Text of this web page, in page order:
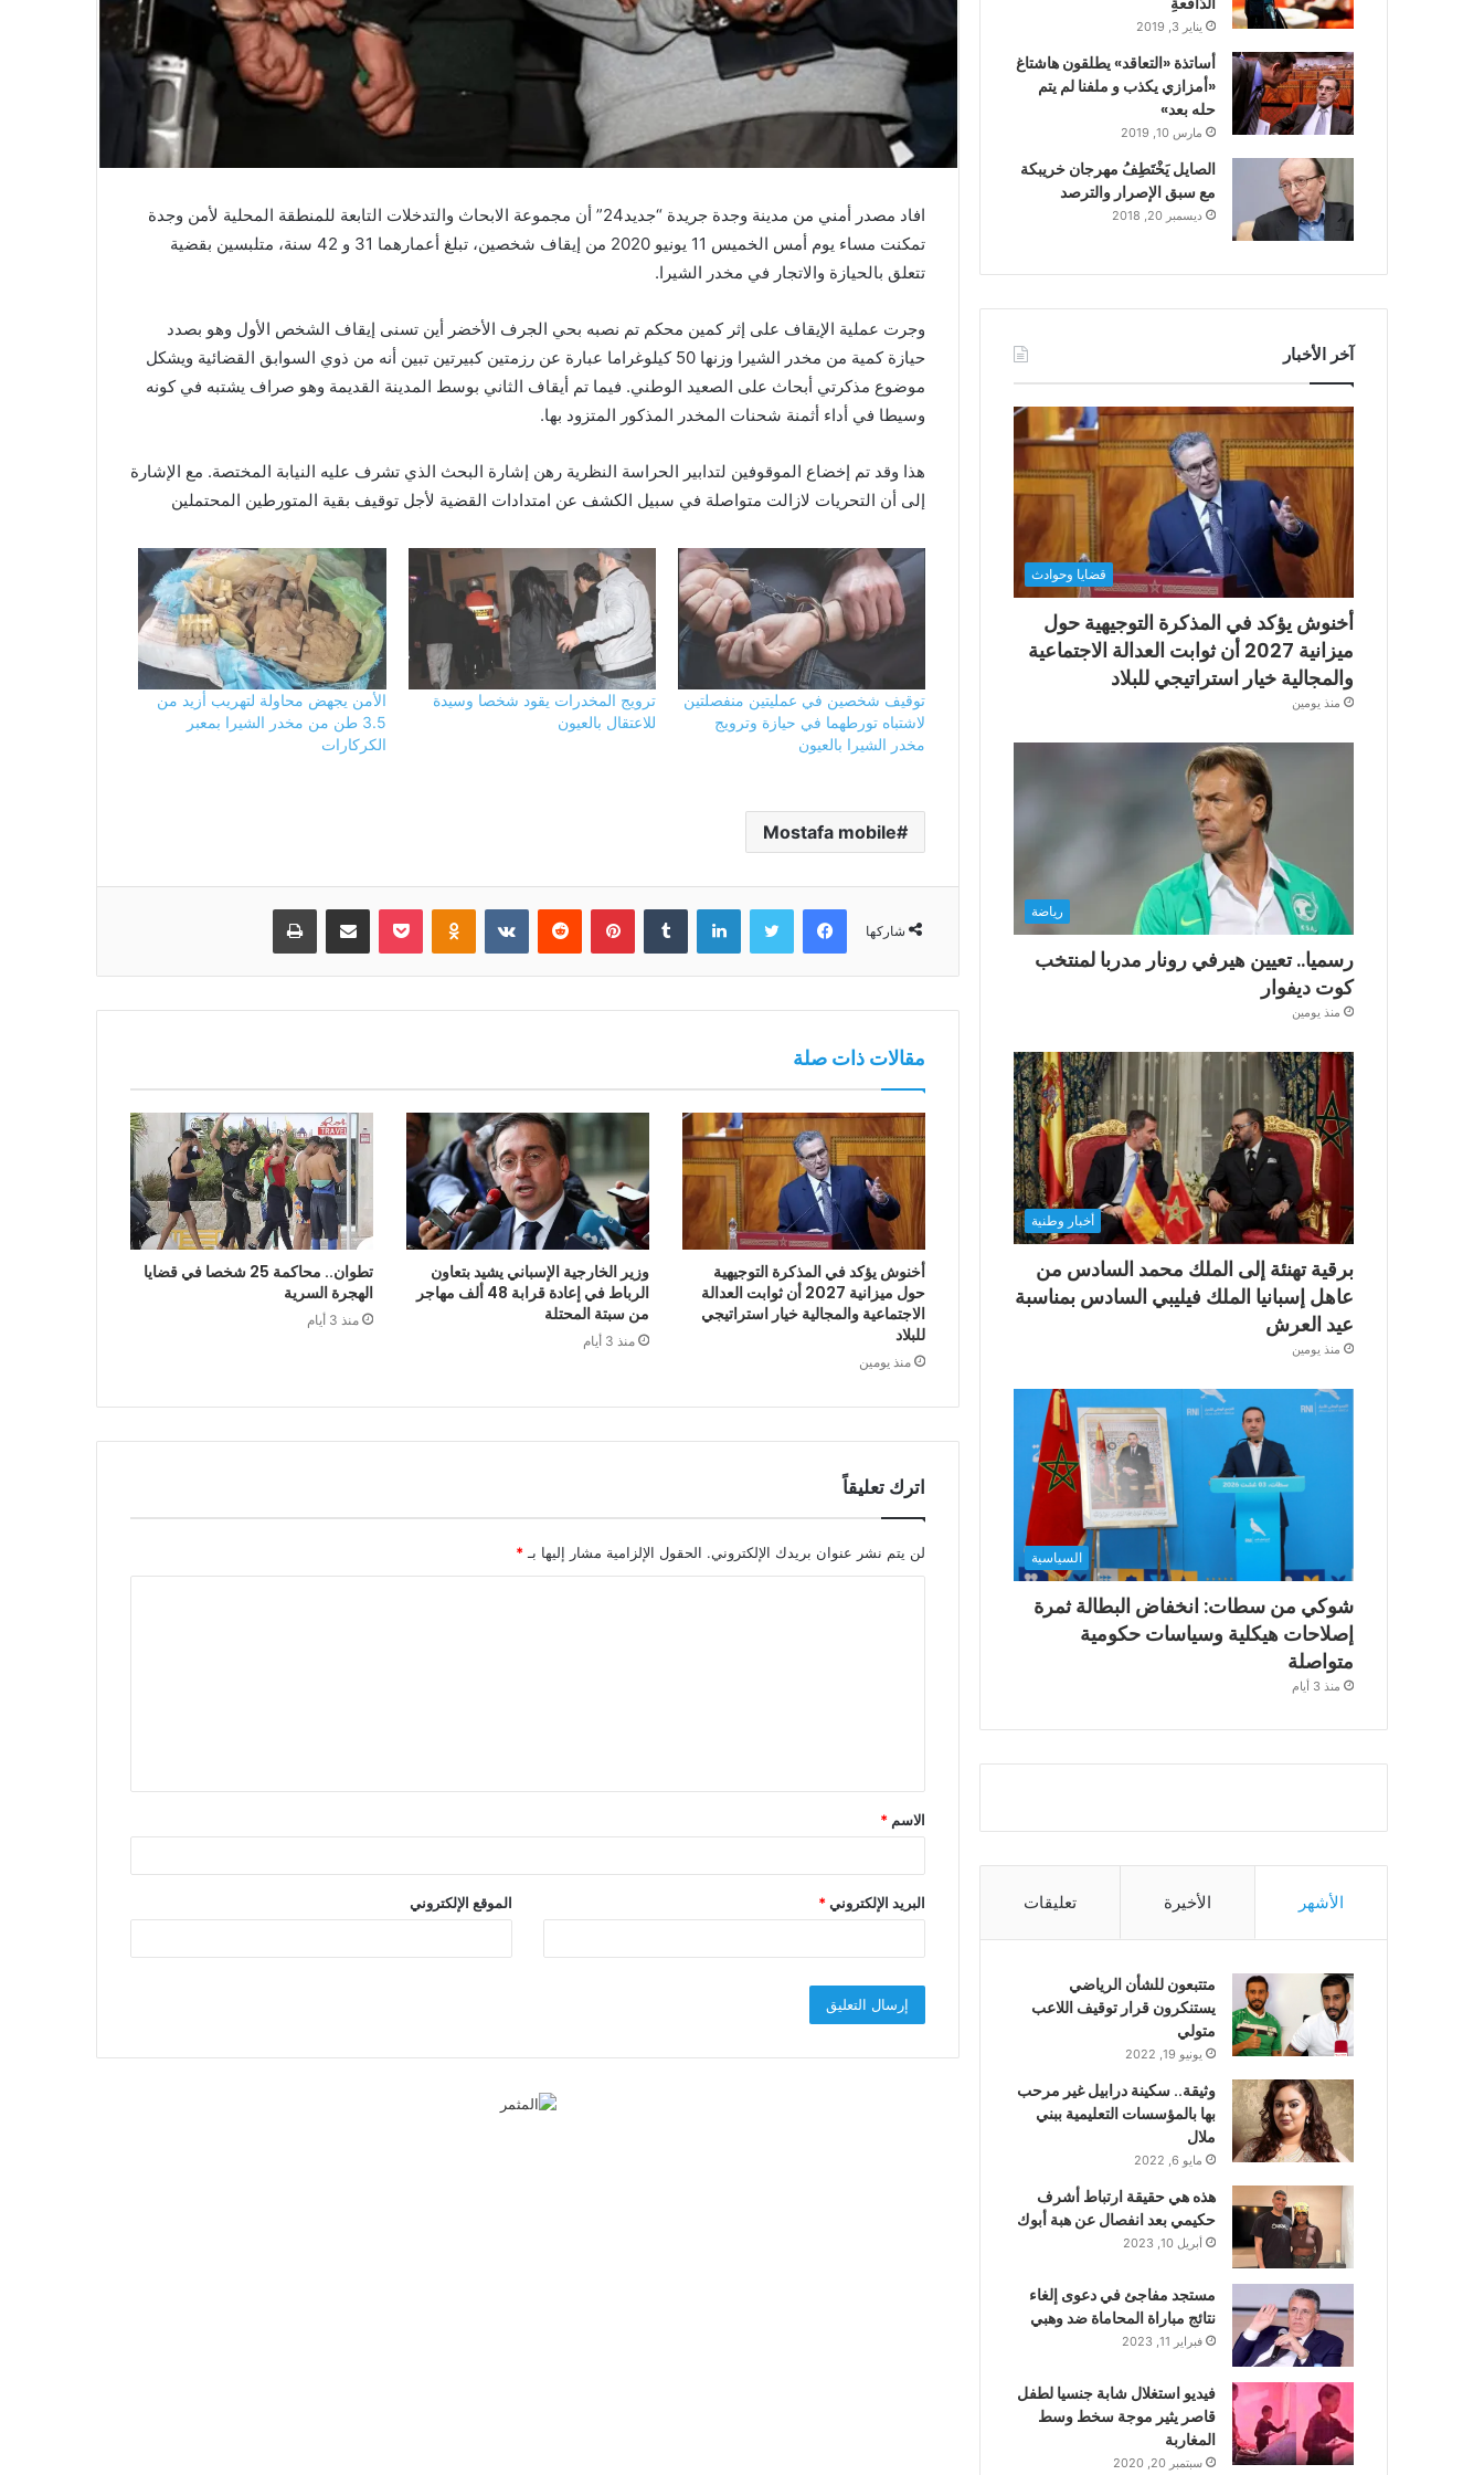
افاد مصدر أمني من مدينة وجدة جريدة “جديد24” أن مجموعة الابحاث والتدخلات التابعة للمنطقة المحلية لأمن وجدة
تمكنت مساء يوم أمس الخميس 11 يونيو 2020 من إيقاف شخصين، تبلغ أعمارهما 31 و 42 سنة، متلبسين بقضية
تتعلق بالحيازة والاتجار في مخدر الشيرا.
وجرت عملية الإيقاف على إثر كمين محكم تم نصبه بحي الجرف الأخضر أين تسنى إيقاف الشخص الأول وهو بصدد
حيازة كمية من مخدر الشيرا وزنها 50 كيلوغراما عبارة عن رزمتين كبيرتين تبين أنه من ذوي السوابق القضائية ويشكل
موضوع مذكرتي أبحاث على الصعيد الوطني. فيما تم أيقاف الثاني بوسط المدينة القديمة وهو صراف يشتبه في كونه
وسيطا في أداء أثمنة شحنات المخدر المذكور المتزود بها.
هذا وقد تم إخضاع الموقوفين لتدابير الحراسة النظرية رهن إشارة البحث الذي تشرف عليه النيابة المختصة. مع الإشارة
إلى أن التحريات لازالت متواصلة في سبيل الكشف عن امتدادات القضية لأجل توقيف بقية المتورطين المحتملين
توقيف شخصين في عمليتين منفصلتين
لاشتباه تورطهما في حيازة وترويج
مخدر الشيرا بالعيون
ترويج المخدرات يقود شخصا وسيدة
للاعتقال بالعيون
الأمن يجهض محاولة لتهريب أزيد من
3.5 طن من مخدر الشيرا بمعبر
الكركارات
Mostafa mobile
شاركها
فيسبوك تويتر لينكدإن بينتيريست Odnoklassniki
بوكيت مشاركة عبر البريد طباعة
مقالات ذات صلة
أخنوش يؤكد في المذكرة التوجيهية
حول ميزانية 2027 أن ثوابت العدالة
الاجتماعية والمجالية خيار استراتيجي
للبلاد
منذ يومين
وزير الخارجية الإسباني يشيد بتعاون
الرباط في إعادة قرابة 48 ألف مهاجر
من سبتة المحتلة
منذ 3 أيام
تطوان.. محاكمة 25 شخصا في قضايا
الهجرة السرية
منذ 3 أيام
اترك تعليقاً
لن يتم نشر عنوان بريدك الإلكتروني. الحقول الإلزامية مشار إليها بـ *
ق
*
الاسم *
البريد الإلكتروني* الموقع الإلكتروني
يناير 3, 2019
أساتذة «التعاقد» يطلقون هاشتاغ
«أمزازي يكذب و ملفنا لم يتم
حله بعد»
مارس 10, 2019
الصايل يَخْتَطِفُ مهرجان خريبكة
مع سبق الإصرار والترصد
ديسمبر 20, 2018
آخر الأخبار
قضايا وحوادث
أخنوش يؤكد في المذكرة التوجيهية حول
ميزانية 2027 أن ثوابت العدالة الاجتماعية
والمجالية خيار استراتيجي للبلاد
منذ يومين
رياضة
رسميا.. تعيين هيرفي رونار مدربا لمنتخب
كوت ديفوار
منذ يومين
أخبار وطنية
برقية تهنئة إلى الملك محمد السادس من
عاهل إسبانيا الملك فيليبي السادس بمناسبة
عيد العرش
منذ يومين
السياسية
شوكي من سطات: انخفاض البطالة ثمرة
إصلاحات هيكلية وسياسات حكومية
متواصلة
منذ 3 أيام
الأشهر الأخيرة تعليقات
متتبعون للشأن الرياضي
يستنكرون قرار توقيف اللاعب
متولي
يونيو 19, 2022
وثيقة.. سكينة درابيل غير مرحب
بها بالمؤسسات التعليمية ببني
ملال
مايو 6, 2022
هذه هي حقيقة ارتباط أشرف
حكيمي بعد انفصال عن هبة أبوك
أبريل 10, 2023
مستجد مفاجئ في دعوى إلغاء
نتائج مباراة المحاماة ضد وهبي
فبراير 11, 2023
فيديو استغلال شابة جنسيا لطفل
قاصر يثير موجة سخط وسط
المغاربة
سبتمبر 20, 2020